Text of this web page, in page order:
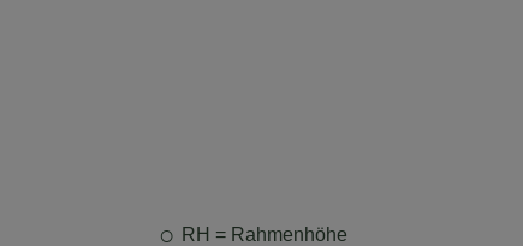
RH = Rahmenhöhe